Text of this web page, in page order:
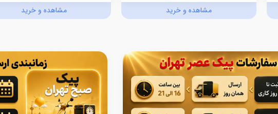
مشاهده و خرید مشاهده و خرید